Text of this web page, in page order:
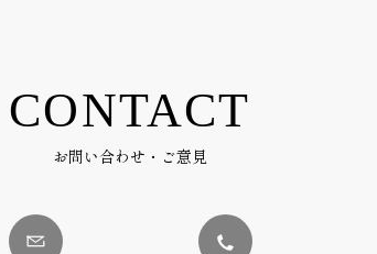
CONTACT
お問い合わせ・ご意見